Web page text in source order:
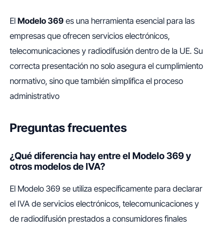
El Modelo 369 es una herramienta esencial para las
empresas que ofrecen servicios electrónicos,
telecomunicaciones y radiodifusión dentro de la UE. Su
correcta presentación no solo asegura el cumplimiento
normativo, sino que también simplifica el proceso
administrativo
Preguntas frecuentes
¿Qué diferencia hay entre el Modelo 369 y
otros modelos de IVA?
El Modelo 369 se utiliza específicamente para declarar
el IVA de servicios electrónicos, telecomunicaciones y
de radiodifusión prestados a consumidores finales